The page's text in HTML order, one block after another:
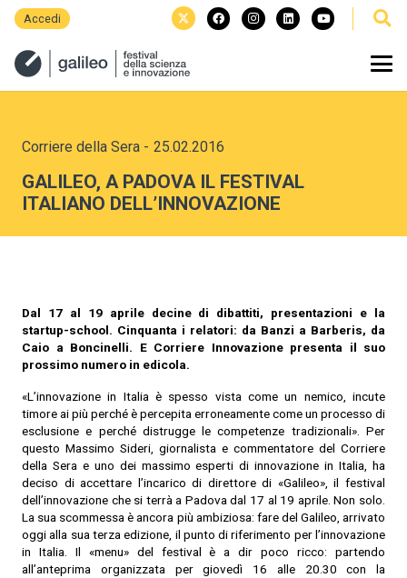
Accedi
Corriere della Sera - 25.02.2016
GALILEO, A PADOVA IL FESTIVAL
ITALIANO DELL’INNOVAZIONE
Dal 17 al 19 aprile decine di dibattiti, presentazioni e la
startup-school. Cinquanta i relatori: da Banzi a Barberis, da
Caio a Boncinelli. E Corriere Innovazione presenta il suo
prossimo numero in edicola.
«L’innovazione in Italia è spesso vista come un nemico, incute
timore ai più perché è percepita erroneamente come un processo di
esclusione e perché distrugge le competenze tradizionali». Per
questo Massimo Sideri, giornalista e commentatore del Corriere
della Sera e uno dei massimo esperti di innovazione in Italia, ha
deciso di accettare l’incarico di direttore di «Galileo», il festival
dell’innovazione che si terrà a Padova dal 17 al 19 aprile. Non solo.
La sua scommessa è ancora più ambiziosa: fare del Galileo, arrivato
oggi alla sua terza edizione, il punto di riferimento per l’innovazione
in Italia. Il «menu» del festival è a dir poco ricco: partendo
all’anteprima organizzata per giovedì 16 alle 20.30 con la